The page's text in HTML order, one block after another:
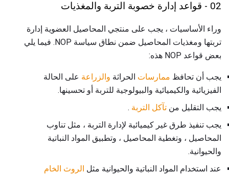
02 - قواعد إدارة خصوبة التربة والمغذيات
وراء الأساسيات ، يجب على منتجي المحاصيل العضوية إدارة
تربتها ومغذيات المحاصيل ضمن نطاق سياسة NOP. فيما يلي
بعض قواعد NOP هذه:
يجب أن تحافظ ممارسات الحراثة والزراعة على الحالة
الفيزيائية والكيميائية والبيولوجية للتربة أو تحسينها.
يجب التقليل من تآكل التربة .
يجب تنفيذ طرق غير كيميائية لإدارة التربة ، مثل تناوب
المحاصيل ، وتغطية المحاصيل ، وتطبيق المواد النباتية
والحيوانية.
عند استخدام المواد النباتية والحيوانية مثل الروث الخام